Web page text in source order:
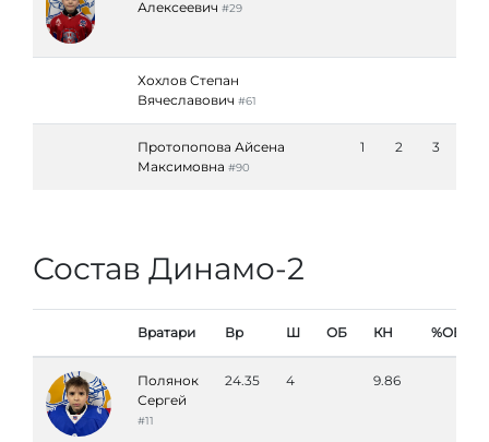
Алексеевич #29
Хохлов Степан
Вячеславович #61
Протопопова Айсена
Максимовна #90
1 2 3
Состав Динамо-2
Вратари Вр Ш ОБ КН %ОБ
Полянок
Сергей
#11
24.35 4 9.86